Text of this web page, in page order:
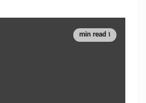
1 min read